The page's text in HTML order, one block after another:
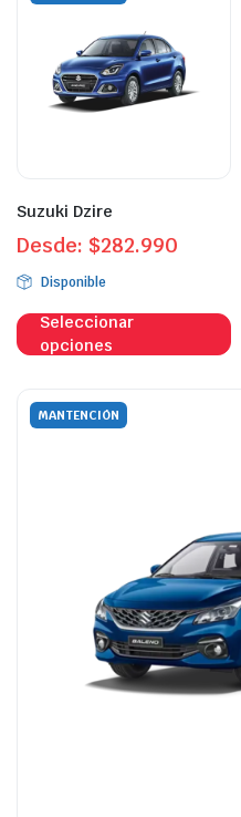
Suzuki Dzire
Desde: $282.990
Disponible
Seleccionar
opciones
MANTENCIÓN